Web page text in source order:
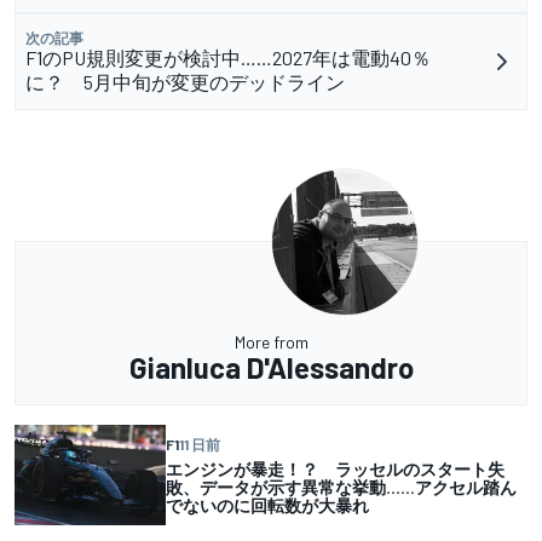
次の記事
F1のPU規則変更が検討中……2027年は電動40％
に？ 5月中旬が変更のデッドライン
More from
Gianluca D'Alessandro
F111 日前
エンジンが暴走！？ ラッセルのスタート失
敗、データが示す異常な挙動……アクセル踏ん
でないのに回転数が大暴れ